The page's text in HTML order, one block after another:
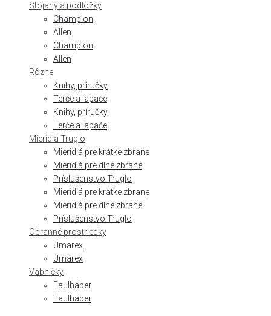
Stojany a podložky
Champion
Allen
Champion
Allen
Rôzne
Knihy, príručky
Terče a lapače
Knihy, príručky
Terče a lapače
Mieridlá Truglo
Mieridlá pre krátke zbrane
Mieridlá pre dlhé zbrane
Príslušenstvo Truglo
Mieridlá pre krátke zbrane
Mieridlá pre dlhé zbrane
Príslušenstvo Truglo
Obranné prostriedky
Umarex
Umarex
Vábničky
Faulhaber
Faulhaber